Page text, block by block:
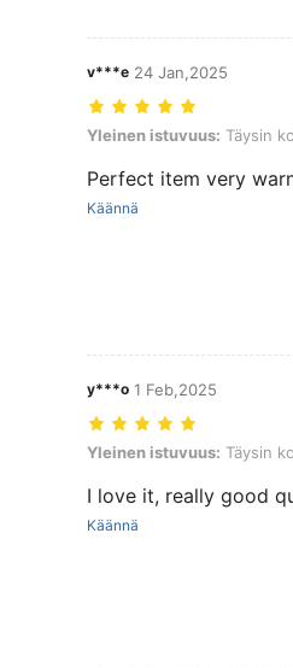
v***e 24 Jan,2025
Yleinen istuvuus: Täysin
Yleinen istuvuus: Täysin
Perfect item very
Käännä
y***o 1 Feb,2025
Yleinen istuvuus: Täysin
Yleinen istuvuus: Täysin
I love it, really good
Käännä